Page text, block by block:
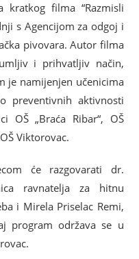
filma “Razmisli
s Agencijom za odgoj i
pivovara. Autor filma
i prihvatljiv način,
je namijenjen učenicima
preventivnih aktivnosti
OŠ „Braća Ribar“, OŠ
Viktorovac.
će razgovarati dr.
ravnatelja za hitnu
i Mirela Priselac Remi,
program održava se u